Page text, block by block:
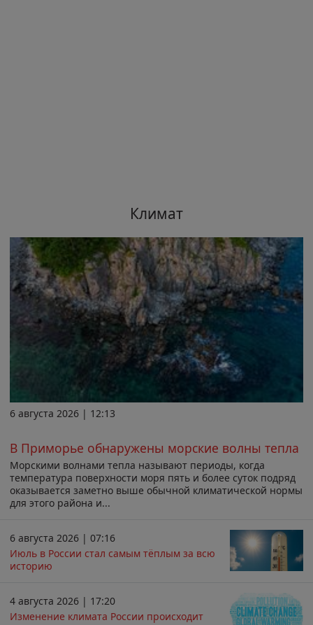
Климат
6 августа 2026 | 12:13
В Приморье обнаружены морские волны тепла
Морскими волнами тепла называют периоды, когда
температура поверхности моря пять и более суток подряд
оказывается заметно выше обычной климатической нормы
для этого района и...
6 августа 2026 | 07:16
Июль в России стал самым тёплым за всю
историю
4 августа 2026 | 17:20
Изменение климата России происходит